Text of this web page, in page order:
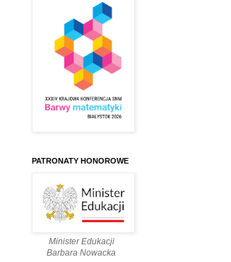
PATRONATY HONOROWE
Minister Edukacji
Barbara Nowacka